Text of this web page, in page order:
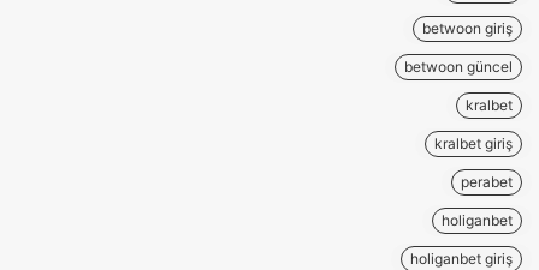
betwoon giriş
betwoon güncel
kralbet
kralbet giriş
perabet
holiganbet
holiganbet giriş